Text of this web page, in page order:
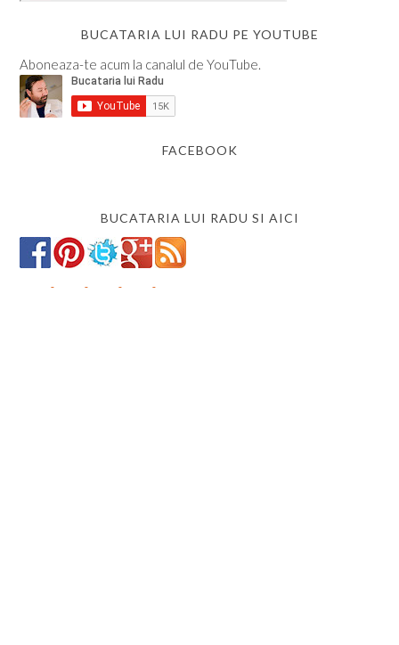
BUCATARIA LUI RADU PE YOUTUBE
Aboneaza-te acum la canalul de YouTube.
FACEBOOK
BUCATARIA LUI RADU SI AICI